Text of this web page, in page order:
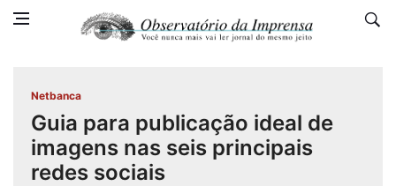
Netbanca
Guia para publicação ideal de
imagens nas seis principais
redes sociais